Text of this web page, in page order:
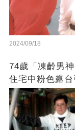
2024/09/18
74歲「凍齡男
住宅中粉色露台